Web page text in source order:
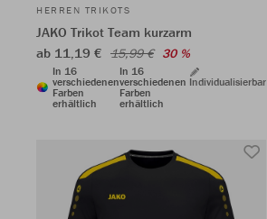
HERREN TRIKOTS
JAKO Trikot Team kurzarm
ab 11,19 € 15,99 € 30 %
In 16
verschiedenen
Farben
erhältlich
In 16
verschiedenen
Farben
erhältlich
Individualisierbar